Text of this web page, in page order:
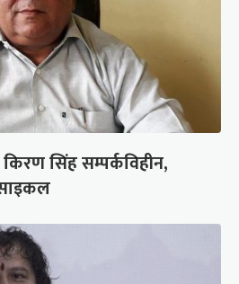
सिंह सम्पर्कविहीन,